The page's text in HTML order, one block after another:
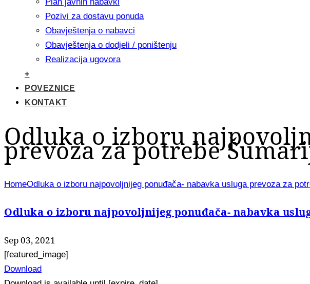
Pozivi za dostavu ponuda
Obavještenja o nabavci
Obavještenja o dodjeli / poništenju
Realizacija ugovora
+
POVEZNICE
KONTAKT
Odluka o izboru
prevoza za potrebe
HomeOdluka o izboru najpovoljnijeg ponuđača- nabavka usluga prevoza za
Odluka o izboru najpovoljnijeg ponuđača- nabavka
Sep 03, 2021
[featured_image]
Download